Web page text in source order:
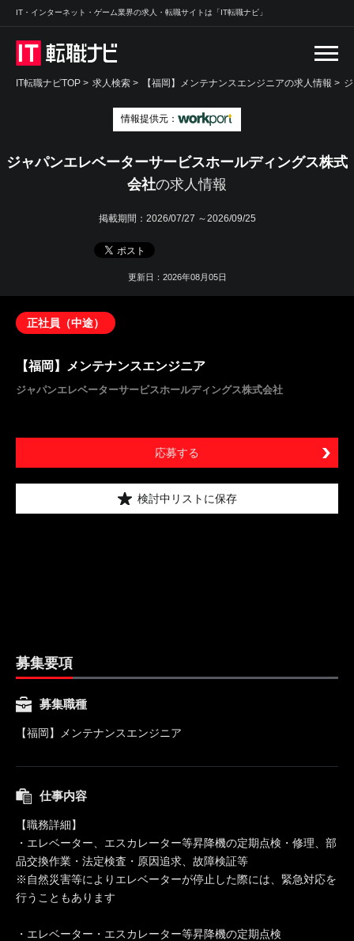
IT・インターネット・ゲーム業界の求人・転職サイトは「IT転職ナビ」
IT転職ナビTOP > 求人検索 > 【福岡】メンテナンスエンジニアの求人情報 >
情報提供元：
ジャパンエレベーターサービスホールディングス株式
会社の求人情報
掲載期間： 2026/07/27 ～2026/09/25
更新日：2026年08月05日
正社員（中途）
【福岡】メンテナンスエンジニア
ジャパンエレベーターサービスホールディングス株式会社
応募する
検討中リストに保存
募集要項
募集職種
【福岡】メンテナンスエンジニア
仕事内容
【職務詳細】
・エレベーター、エスカレーター等昇降機の定期点検・修理、部
品交換作業・法定検査・原因追求、故障検証等
※自然災害等によりエレベーターが停止した際には、緊急対応を
行うこともあります
・エレベーター・エスカレーター等昇降機の定期点検